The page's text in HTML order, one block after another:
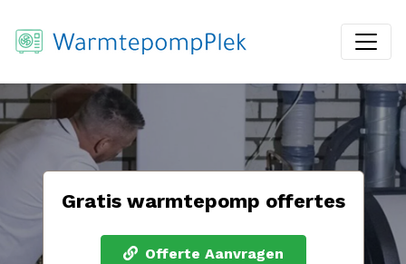
Gratis warmtepomp offertes
Offerte Aanvragen